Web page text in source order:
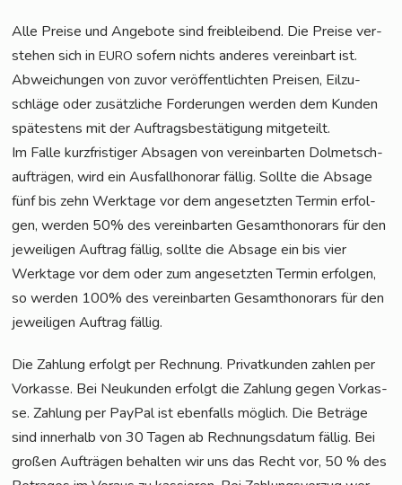
Alle Prei­se und Ange­bo­te sind frei­blei­bend. Die Prei­se ver­
ste­hen sich inEURO sofern nichts ande­res ver­ein­bart ist.
Abwei­chun­gen von zuvor ver­öf­fent­lich­ten Prei­sen, Eil­zu­
schlä­ge oder zusätz­li­che For­de­run­gen wer­den dem Kun­den
spä­tes­tens mit der Auf­trags­be­stä­ti­gung mitgeteilt.
Im Fal­le kurz­fris­ti­ger Absa­gen von ver­ein­bar­ten Dol­met­sch­
auf­trä­gen, wird ein Aus­fall­ho­no­rar fäl­lig. Soll­te die Absa­ge
fünf bis zehn Werk­ta­ge vor dem ange­setz­ten Ter­min erfol­
gen, wer­den 50% des ver­ein­bar­ten Gesamt­ho­no­rars für den
jewei­li­gen Auf­trag fäl­lig, soll­te die Absa­ge ein bis vier
Werk­ta­ge vor dem oder zum ange­setz­ten Ter­min erfol­gen,
so wer­den 100% des ver­ein­bar­ten Gesamt­ho­no­rars für den
jewei­li­gen Auf­trag fällig.
Die Zah­lung erfolgt per Rech­nung. Pri­vat­kun­den zah­len per
Vor­kas­se. Bei Neu­kun­den erfolgt die Zah­lung gegen Vor­kas­
se. Zah­lung per Pay­Pal ist eben­falls mög­lich. Die Beträ­ge
sind inner­halb von 30 Tagen ab Rech­nungs­da­tum fäl­lig. Bei
gro­ßen Auf­trä­gen behal­ten wir uns das Recht vor, 50 % des